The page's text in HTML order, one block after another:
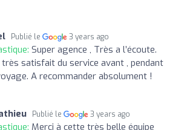
Publié le 3 years ago
Super agence , Très a l’écoute.
satisfait du service avant , pendant
A recommander absolument !
Publié le 3 years ago
Merci à cette très belle équipe